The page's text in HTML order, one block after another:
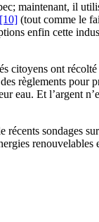
maintenant, il
[10] (tout comme le
enfin cette
citoyens ont
règlements pour
eau. Et l’argent
sondages